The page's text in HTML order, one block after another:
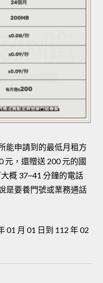
能申請到的最低月租方
元，還贈送 200 元的國
概 37~41 分鐘的電話
是要養門號或業務通話
01 月 01 日到 112 年 02